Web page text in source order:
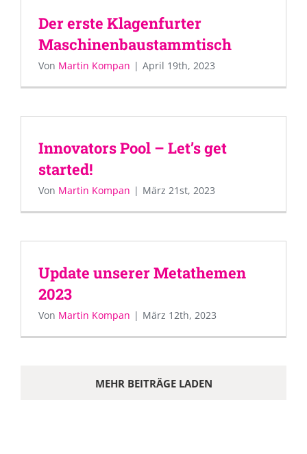
Der erste Klagenfurter
Maschinenbaustammtisch
Von Martin Kompan | April 19th, 2023
Innovators Pool – Let’s get
started!
Von Martin Kompan | März 21st, 2023
Update unserer Metathemen
2023
Von Martin Kompan | März 12th, 2023
MEHR BEITRÄGE LADEN